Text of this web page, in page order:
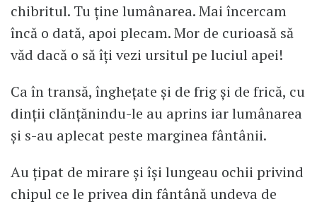
chibritul. Tu ține lumânarea. Mai încercam
încă o dată, apoi plecam. Mor de curioasă să
văd dacă o să îți vezi ursitul pe luciul apei!
Ca în transă, înghețate și de frig și de frică, cu
dinții clănțănindu-le au aprins iar lumânarea
și s-au aplecat peste marginea fântânii.
Au țipat de mirare și își lungeau ochii privind
chipul ce le privea din fântână undeva de